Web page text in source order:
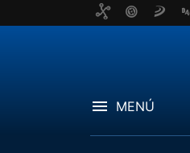
MENÚ